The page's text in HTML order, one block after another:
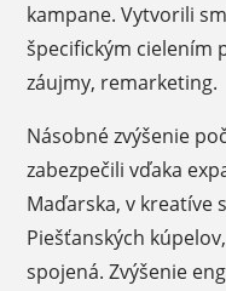
kampane. Vytvorili
špecifickým cielením
záujmy, remarketing.
Násobné zvýšenie
zabezpečili vďaka
Maďarska, v kreatíve
Piešťanských
spojená. Zvýšenie